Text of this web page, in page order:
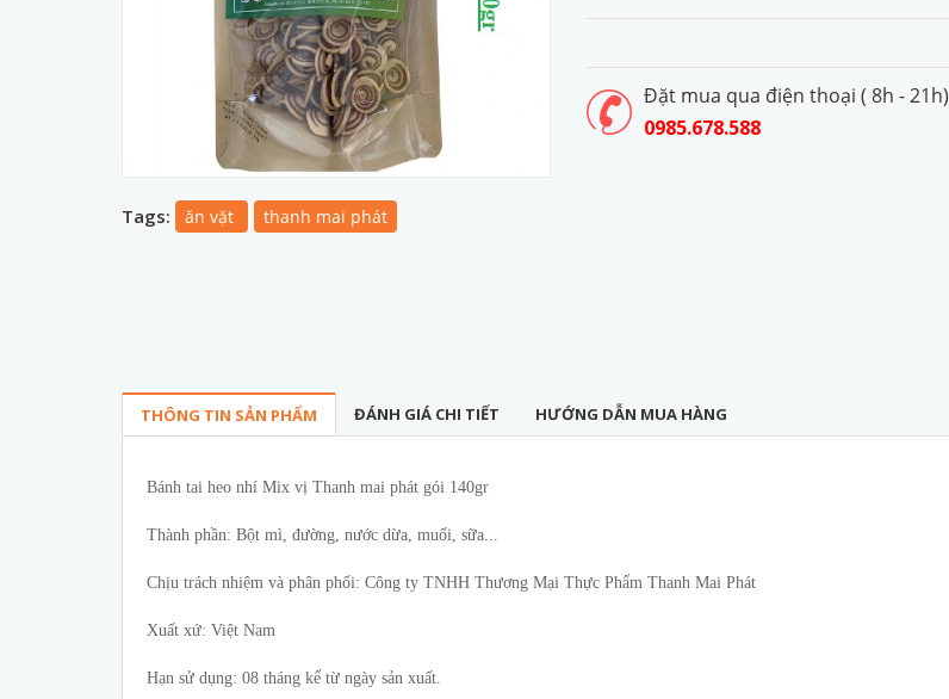
Tags: ăn vặt thanh mai phát
Đặt mua qua điện thoại ( 8h - 21h)
0985.678.588
THÔNG TIN SẢN PHẨM ĐÁNH GIÁ CHI TIẾT HƯỚNG DẪN MUA HÀNG
Bánh tai heo nhí Mix vị Thanh mai phát gói 140gr
Thành phần: Bột mì, đường, nước dừa, muối, sữa...
Chịu trách nhiệm và phân phối: Công ty TNHH Thương Mại Thực Phẩm Thanh Mai Phát
Xuất xứ: Việt Nam
Hạn sử dụng: 08 tháng kể từ ngày sản xuất.